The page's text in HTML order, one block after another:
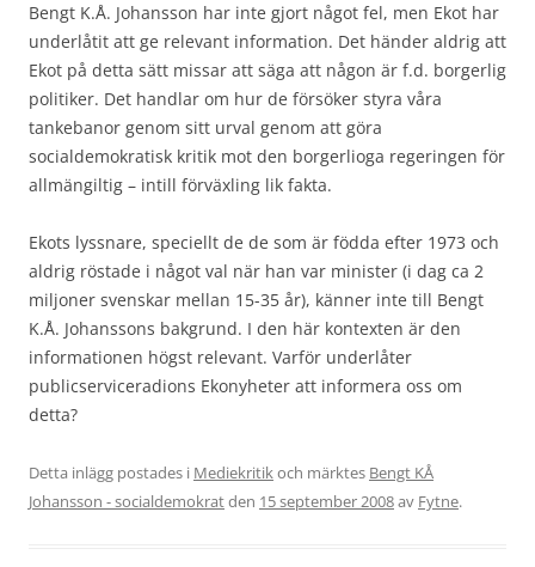
Bengt K.Å. Johansson har inte gjort något fel, men Ekot har
underlåtit att ge relevant information. Det händer aldrig att
Ekot på detta sätt missar att säga att någon är f.d. borgerlig
politiker. Det handlar om hur de försöker styra våra
tankebanor genom sitt urval genom att göra
socialdemokratisk kritik mot den borgerlioga regeringen för
allmängiltig – intill förväxling lik fakta.
Ekots lyssnare, speciellt de de som är födda efter 1973 och
aldrig röstade i något val när han var minister (i dag ca 2
miljoner svenskar mellan 15-35 år), känner inte till Bengt
K.Å. Johanssons bakgrund. I den här kontexten är den
informationen högst relevant. Varför underlåter
publicserviceradions Ekonyheter att informera oss om
detta?
Detta inlägg postades i Mediekritikoch märktes Bengt KÅ
Johansson - socialdemokratden 15 september 2008av Fytne.